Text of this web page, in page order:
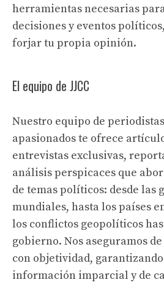
herramientas necesarias
decisiones y eventos
forjar tu propia opinión.
El equipo de JJCC
Nuestro equipo de
apasionados te ofrece
entrevistas exclusivas,
análisis perspicaces que
de temas políticos: desde las
mundiales, hasta los países
los conflictos geopolíticos
gobierno. Nos aseguramos
con objetividad,
información imparcial y de